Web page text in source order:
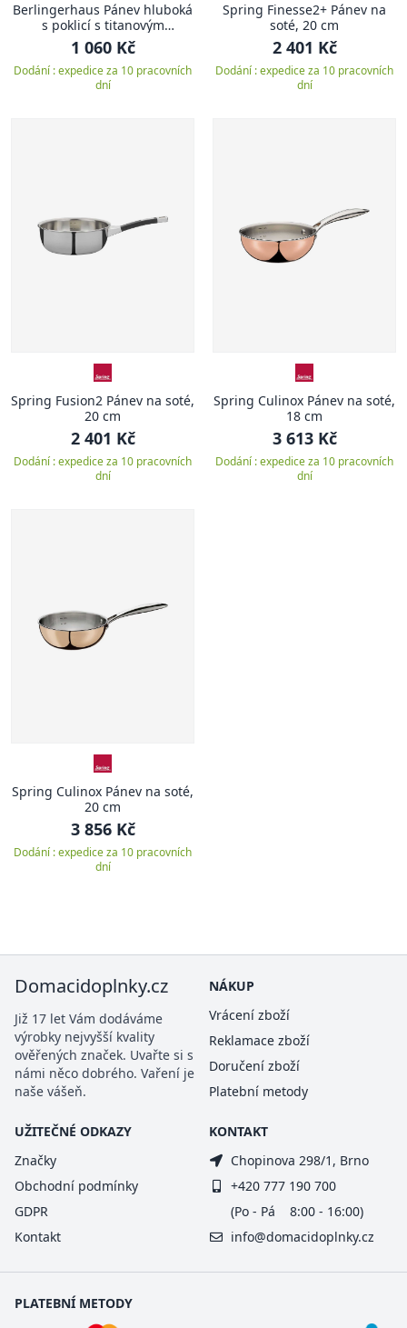
Berlingerhaus Pánev hluboká
s poklicí s titanovým
povrchem 24 cm Aspen
Collection BH-7069
1 060 Kč
Dodání : expedice za 10 pracovních
dní
Spring Finesse2+ Pánev na
soté, 20 cm
2 401 Kč
Dodání : expedice za 10 pracovních
dní
Spring Fusion2 Pánev na soté,
20 cm
2 401 Kč
Dodání : expedice za 10 pracovních
dní
Spring Culinox Pánev na soté,
18 cm
3 613 Kč
Dodání : expedice za 10 pracovních
dní
Spring Culinox Pánev na soté,
20 cm
3 856 Kč
Dodání : expedice za 10 pracovních
dní
Domacidoplnky.cz
Již 17 let Vám dodáváme
výrobky nejvyšší kvality
ověřených značek. Uvařte si s
námi něco dobrého. Vaření je
naše vášeň.
NÁKUP
Vrácení zboží
Reklamace zboží
Doručení zboží
Platební metody
UŽITEČNÉ ODKAZY
Značky
Obchodní podmínky
GDPR
Kontakt
KONTAKT
Chopinova 298/1, Brno
+420 777 190 700
(Po - Pá 8:00 - 16:00)
info@domacidoplnky.cz
PLATEBNÍ METODY